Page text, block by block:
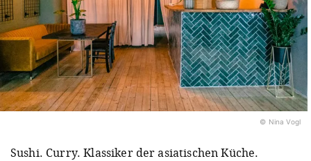
© Nina Vogl
Sushi. Curry. Klassiker der asiatischen Küche.